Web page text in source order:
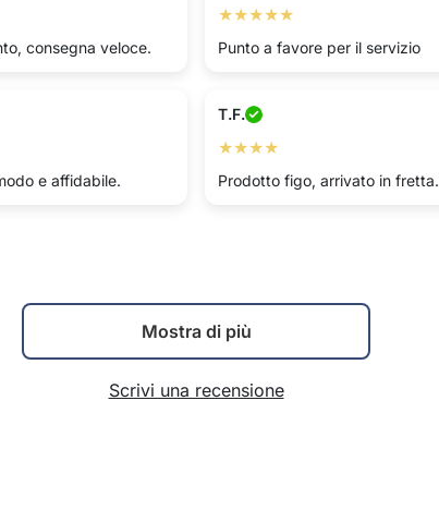
consegna veloce.
★★★★★
Punto a favore per il servizio
e affidabile.
T.F.
★★★★
Prodotto figo, arrivato in fretta.
Mostra di più
Scrivi una recensione